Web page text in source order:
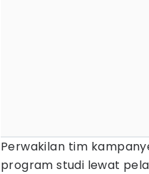
Perwakilan tim
program studi lewat